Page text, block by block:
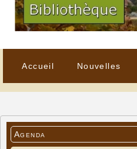
Accueil Nouvelles
Agenda